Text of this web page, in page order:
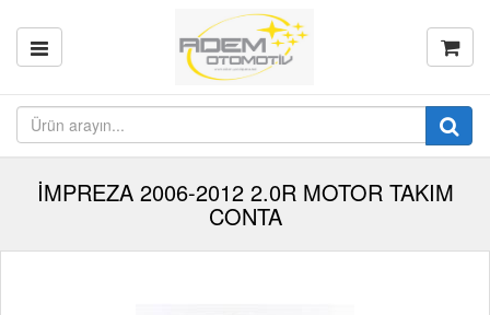
İMPREZA 2006-2012 2.0R MOTOR TAKIM
CONTA